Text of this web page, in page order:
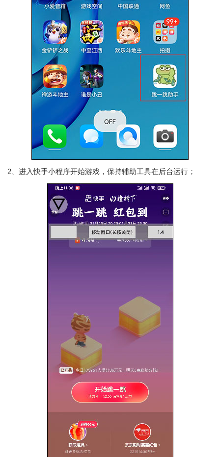
2、进入快手小程序开始游戏，保持辅助工具在后台运行；